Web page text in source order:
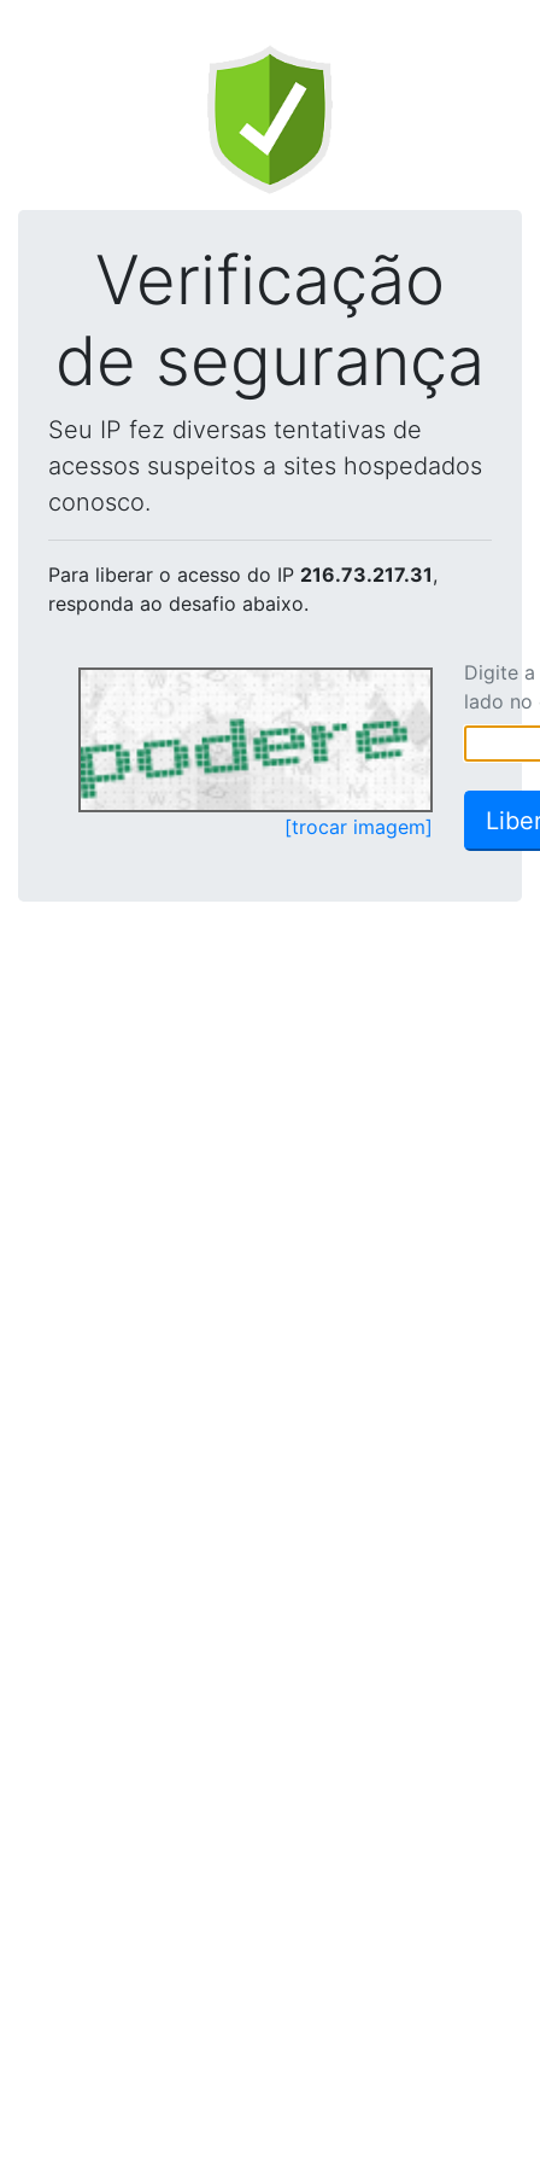
Verificação
de segurança
Seu IP fez diversas tentativas de
acessos suspeitos a sites hospedados
conosco.
Para liberar o acesso do IP 216.73.217.31,
responda ao desafio abaixo.
[trocar imagem]
Digite
lado no